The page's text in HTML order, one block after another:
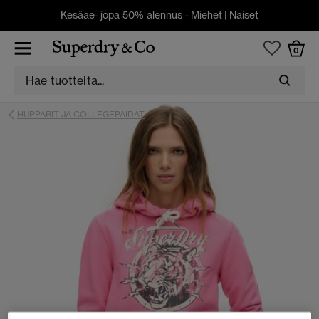
Kesäae- jopa 50% alennus - Miehet | Naiset
0
HUPPARIT JA COLLEGEPAIDAT